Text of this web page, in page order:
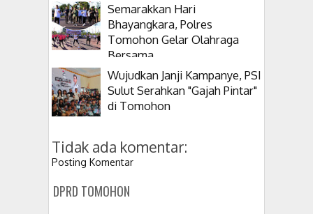
Semarakkan Hari
Bhayangkara, Polres
Tomohon Gelar Olahraga
Bersama
Wujudkan Janji Kampanye, PSI
Sulut Serahkan "Gajah Pintar"
di Tomohon
Tidak ada komentar:
Posting Komentar
DPRD TOMOHON